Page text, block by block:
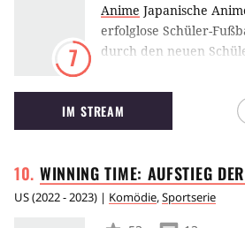
7
Anime Japanische
erfolglose Schüler-
durch den neuen
erreicht. Dabei legt die
Handlungen außerhalb
und verliert sich nicht
Aktionen auf dem Platz.
IM STREAM
WINNING TIME: AUFSTIEG DER
US(2022 - 2023) | Komödie,Sportserie